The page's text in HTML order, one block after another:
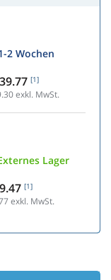
2 Wochen
[1]
exkl. MwSt.
Lager
[1]
exkl. MwSt.